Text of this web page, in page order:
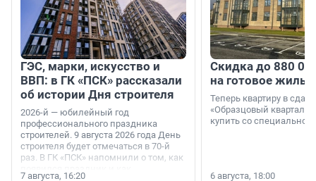
ГЭС, марки, искусство и
ВВП: в ГК «ПСК» рассказали
об истории Дня строителя
2026-й — юбилейный год
профессионального праздника
строителей. 9 августа 2026 года День
строителя будет отмечаться в 70-й
раз. В ГК «ПСК» напомнили о том, как
7 августа, 16:20
Скидка до 880
на готовое
Теперь квартиру в
«Образцовый квартал
купить со специальной
6 августа, 18:00